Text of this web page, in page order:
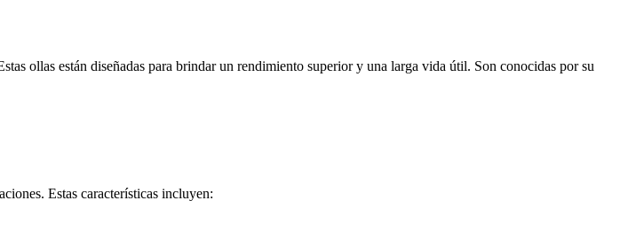
ollas están diseñadas para brindar un rendimiento superior y una larga vida útil. Son conocidas por su
Estas características incluyen: